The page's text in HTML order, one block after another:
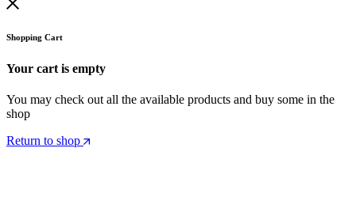
Shopping Cart
Your cart is empty
You may check out all the available products and buy some in the
shop
Return to shop